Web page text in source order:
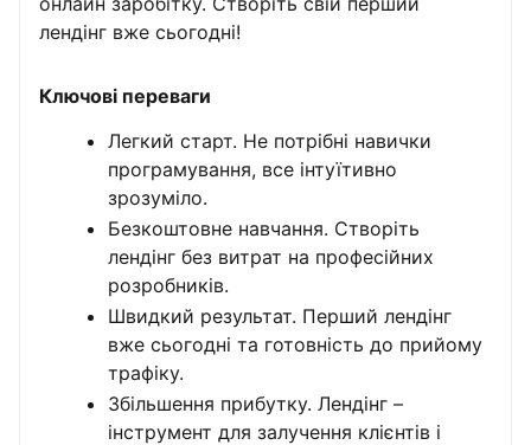
лендінг вже сьогодні!
Ключові переваги
Легкий старт. Не потрібні навички
програмування, все інтуїтивно
зрозуміло.
Безкоштовне навчання. Створіть
лендінг без витрат на професійних
розробників.
Швидкий результат. Перший лендінг
вже сьогодні та готовність до прийому
трафіку.
Збільшення прибутку. Лендінг –
інструмент для залучення клієнтів і